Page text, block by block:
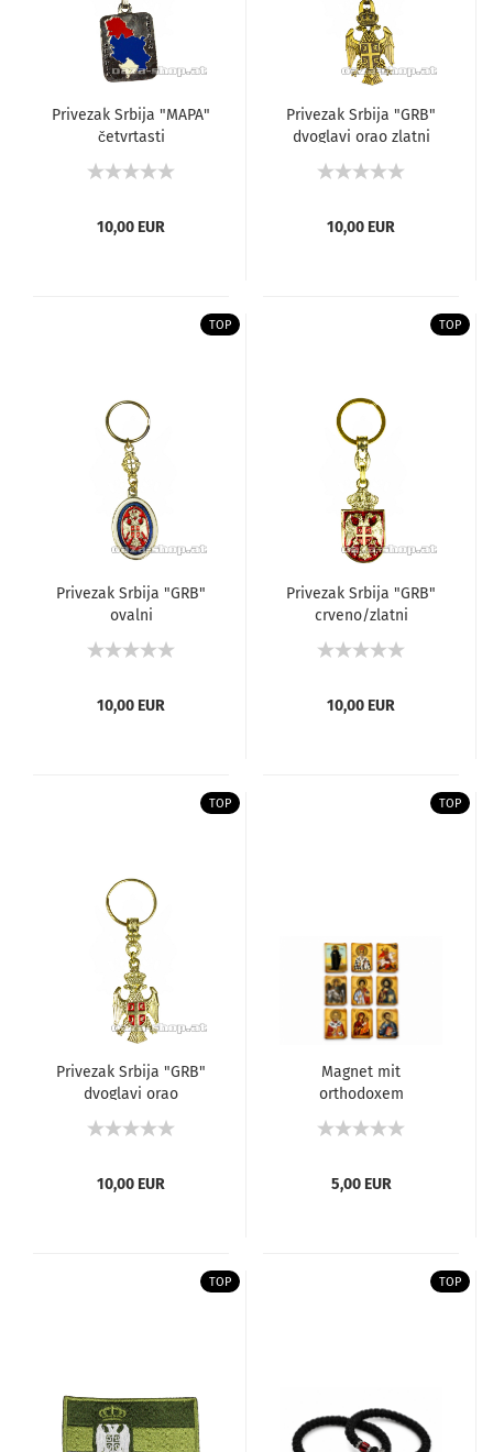
Privezak Srbija "MAPA"
četvrtasti
10,00 EUR
Privezak Srbija "GRB"
dvoglavi orao zlatni
10,00 EUR
TOP
Privezak Srbija "GRB"
ovalni
10,00 EUR
TOP
Privezak Srbija "GRB"
crveno/zlatni
10,00 EUR
TOP
Privezak Srbija "GRB"
dvoglavi orao
10,00 EUR
TOP
Magnet mit
orthodoxem
5,00 EUR
TOP TOP